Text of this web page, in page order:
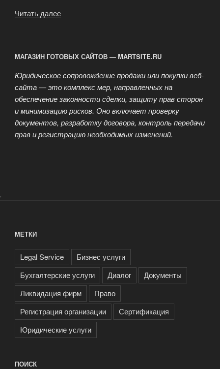
Читать далее
строительным
и
проектным
компаниям»
МАГАЗИН ГОТОВЫХ САЙТОВ — MARTSITE.RU
Юридическое сопровождение продажи или покупки веб-
сайта — это комплекс мер, направленных на
обеспечение законности сделки, защиту прав сторон
и минимизацию рисков. Оно включает проверку
документов, разработку договора, контроль передачи
прав и регистрацию необходимых изменений.
.
МЕТКИ
Legal Service
Бизнес услуги
Бухгалтерские услуги
Диалог
Документы
Ликвидация фирм
Право
Регистрация организации
Сертификация
Юридические услуги
ПОИСК